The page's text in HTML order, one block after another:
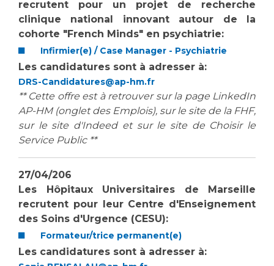
recrutent pour un projet de recherche
clinique national innovant autour de la
cohorte "French Minds" en psychiatrie:
Infirmier(e) / Case Manager - Psychiatrie
Les candidatures sont à adresser à:
DRS-Candidatures@ap-hm.fr
** Cette offre est à retrouver sur la page LinkedIn
AP-HM (onglet des Emplois), sur le site de la FHF,
sur le site d'Indeed et sur le site de Choisir le
Service Public **
27/04/206
Les Hôpitaux Universitaires de Marseille
recrutent pour leur Centre d'Enseignement
des Soins d'Urgence (CESU):
Formateur/trice permanent(e)
Les candidatures sont à adresser à: